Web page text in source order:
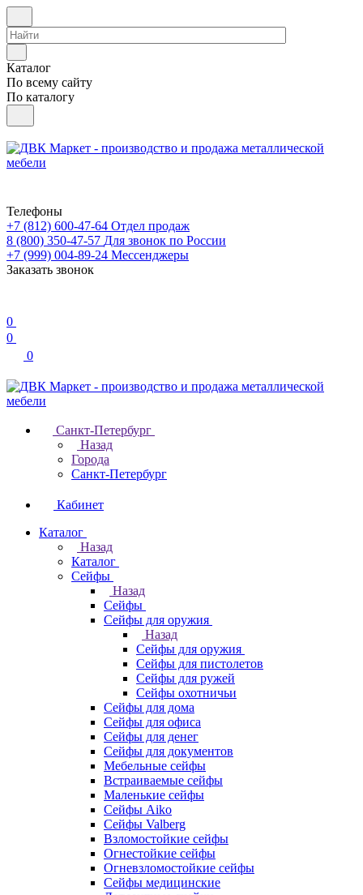
Каталог
По всему сайту
По каталогу
Телефоны
+7 (812) 600-47-64 Отдел продаж
8 (800) 350-47-57 Для звонок по России
+7 (999) 004-89-24 Мессенджеры
Заказать звонок
0
0
0
Санкт-Петербург
Назад
Города
Санкт-Петербург
Кабинет
Каталог
Назад
Каталог
Cейфы
Назад
Cейфы
Cейфы для оружия
Назад
Cейфы для оружия
Сейфы для пистолетов
Сейфы для ружей
Сейфы охотничьи
Cейфы для дома
Cейфы для офиса
Сейфы для денег
Сейфы для документов
Мебельные сейфы
Встраиваемые сейфы
Маленькие сейфы
Сейфы Aiko
Сейфы Valberg
Взломостойкие сейфы
Огнестойкие сейфы
Огневзломостойкие сейфы
Сейфы медицинские